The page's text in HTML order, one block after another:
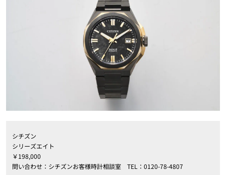
シチズン
シリーズエイト
￥198,000
問い合わせ：シチズンお客様時計相談室 TEL：0120-78-4807